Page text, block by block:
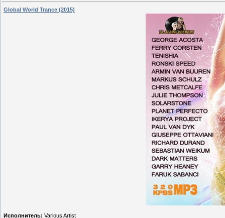
Global World Trance (2015)
Исполнитель: Various Artist